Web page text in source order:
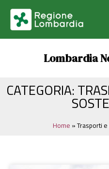
Lombardia
CATEGORIA:
Home » Trasporti